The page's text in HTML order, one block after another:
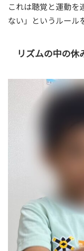
これは聴覚と運動を
ない」というルール
リズムの中の休